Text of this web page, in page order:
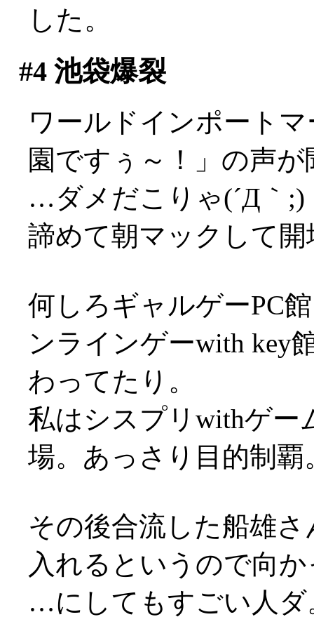
した。
#4池袋爆裂
ワールドインポート
園ですぅ～！」の声
…ダメだこりゃ(´Д｀;)
諦めて朝マックして
何しろギャルゲーPC
ンラインゲーwith key
わってたり。
私はシスプリwithゲー
場。あっさり目的制覇
その後合流した船雄
入れるというので向
…にしてもすごい人ダ